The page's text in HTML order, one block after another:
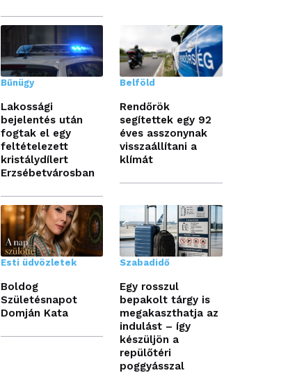
Bűnügy
Lakossági
bejelentés után
fogtak el egy
feltételezett
kristálydílert
Erzsébetvárosban
Belföld
Rendőrök
segítettek egy 92
éves asszonynak
visszaállítani a
klímát
Esti üdvözletek
Boldog
Születésnapot
Domján Kata
Szabadidő
Egy rosszul
bepakolt tárgy is
megakaszthatja az
indulást – így
készüljön a
repülőtéri
poggyásszal